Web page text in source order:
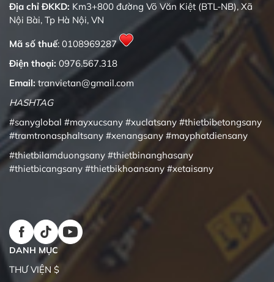
Địa chỉ ĐKKD: Km3+800 đường Võ Văn Kiệt (BTL-NB), Xã
Nội Bài, Tp Hà Nội, VN
Mã số thuế: 0108969287
Điện thoại: 0976.567.318
Email: tranvietan@gmail.com
HASHTAG
#sanyglobal #mayxucsany #xuclatsany #thietbibetongsany
#tramtronasphaltsany #xenangsany #mayphatdiensany
#thietbilamduongsany #thietbinanghasany
#thietbicangsany #thietbikhoansany #xetaisany
DANH MỤC
THƯ VIỆN $